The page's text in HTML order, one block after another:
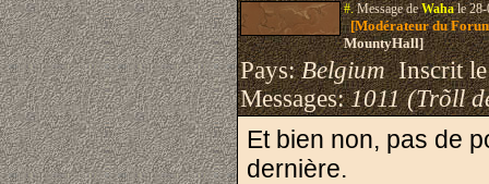
#.Message deWahale 28-
[Modérateur du
MountyHall]
Pays:BelgiumInscrit
Messages:1011 (Trõll
Et bien non, pas de
dernière.